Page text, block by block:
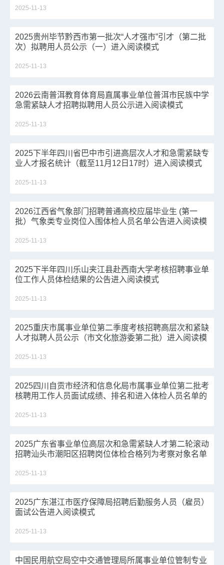
2025-11-13
2025贵州毕节黔西市第一批次“人才强市”引才（第二批
次）拟聘用人员公示（一）进入阅读模式
2025-11-13
2026云南普洱教育体育局直属事业单位普洱市民族中学
急需紧缺人才招聘拟聘用人员公示进入阅读模式
2025-11-13
2025下半年四川省巴中市引进高层次人才和急需紧缺专
业人才报名统计（截至11月12日17时）进入阅读模式
2025-11-13
2026江西省气象部门招聘普通高校应届毕业生 (第一
批）气象类专业岗位入围体检人员名单公告进入阅读模
2025-11-13
2025下半年四川乐山夹江县赴西南大学考核招聘事业单
位工作人员体检结果的公告进入阅读模式
2025-11-13
2025重庆市属事业单位第二季度考核招聘高层次和紧缺
人才拟聘人员公示（市文化旅游委第二批）进入阅读模
2025-11-13
2025四川自贡市经济和信息化局市属事业单位第二批考
核聘用工作人员面试成绩、排名和进入体检人员名单的
2025-11-13
2025广东省事业单位高层次和急需紧缺人才第二轮滚动
招聘汕头市潮阳区招聘岗位体检合格列为考察对象名单
2025-11-13
2025广东湛江市医疗保障局招聘后勤服务人员（雇员）
面试公告进入阅读模式
2025-11-13
中国民用航空局空中交通管理局所属事业单位管制专业